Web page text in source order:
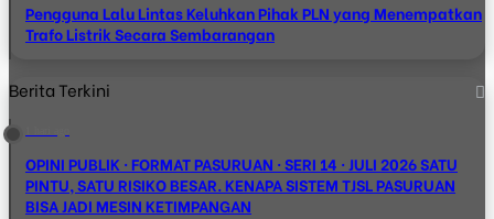
Pengguna Lalu Lintas Keluhkan Pihak PLN yang Menempatkan
Trafo Listrik Secara Sembarangan
Berita Terkini
OPINI PUBLIK · FORMAT PASURUAN · SERI 14 · JULI 2026 SATU
PINTU, SATU RISIKO BESAR. KENAPA SISTEM TJSL PASURUAN
BISA JADI MESIN KETIMPANGAN